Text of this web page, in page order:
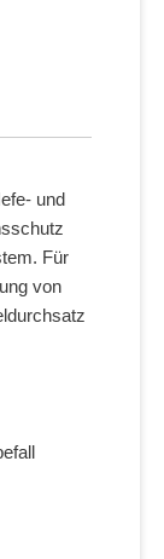
und
Für
von